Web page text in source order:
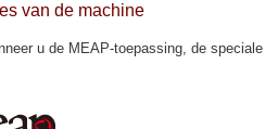
van de machine
u de MEAP-toepassing, de